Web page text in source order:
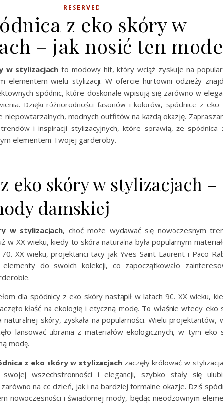
RESERVED
z eko skóry w
– jak nosić ten
w stylizacjach to modowy hit, który wciąż zyskuje na
elementem wielu stylizacji. W ofercie hurtowni odzieży
spódnic, które doskonale wpisują się zarówno w
Dzięki różnorodności fasonów i kolorów, spódnice z eko
niepowtarzalnych, modnych outfitów na każdą okazję.
i inspiracji stylizacyjnych, które sprawią, że spódnica
elementem Twojej garderoby.
eko skóry w stylizacjach –
damskiej
w stylizacjach, choć może wydawać się nowoczesnym
w XX wieku, kiedy to skóra naturalna była popularnym
XX wieku, projektanci tacy jak Yves Saint Laurent i Paco
do swoich kolekcji, co zapoczątkowało
dla spódnicy z eko skóry nastąpił w latach 90. XX wieku,
kłaść na ekologię i etyczną modę. To właśnie wtedy eko
naturalnej skóry, zyskała na popularności. Wielu projektantów,
lansować ubrania z materiałów ekologicznych, w tym eko
modę.
z eko skóry w stylizacjach zaczęły królować w
swojej wszechstronności i elegancji, szybko stały się
na co dzień, jak i na bardziej formalne okazje. Dziś
nowoczesności i świadomej mody, będąc nieodzownym